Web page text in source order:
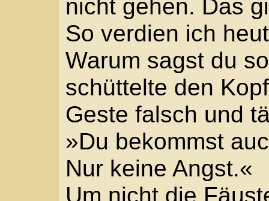
Häuser zu und warf
Blankenheimer Hof
Wieder das
Arnold, dass sein
wandte sich um, am
sich dunkle, fast
dann sah er zum
rappelte sich